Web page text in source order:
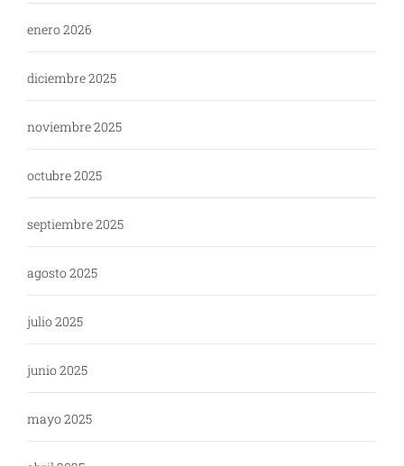
enero 2026
diciembre 2025
noviembre 2025
octubre 2025
septiembre 2025
agosto 2025
julio 2025
junio 2025
mayo 2025